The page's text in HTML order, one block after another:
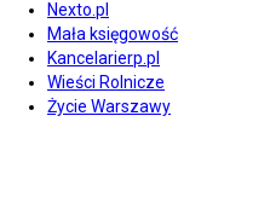
Nexto.pl
Mała księgowość
Kancelarierp.pl
Wieści Rolnicze
Życie Warszawy